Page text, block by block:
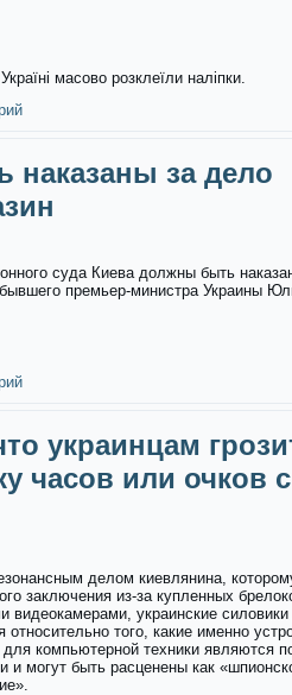
масово розклеїли наліпки.
за дело
суда Киева должны быть
премьер-министра Украины
украинцам
часов или очков с
делом киевлянина,
заключения из-за купленных
видеокамерами, украинские
относительно того, какие именно
компьютерной техники являются
и могут быть расценены как